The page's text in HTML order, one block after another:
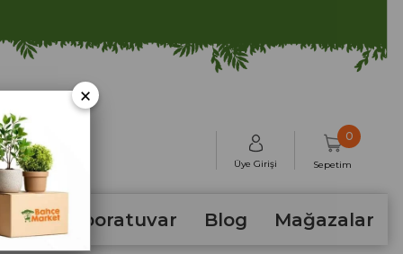
Üye Girişi Sepetim
0
Laboratuvar Blog Mağazalar
×